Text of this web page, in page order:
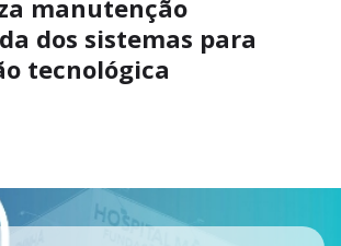
manutenção
dos sistemas para
tecnológica